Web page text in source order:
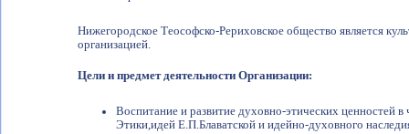
Нижегородское Теософско-Рериховское общество является
организацией.
Цели и предмет деятельности Организации:
Воспитание и развитие духовно-этических ценностей
Этики,идей Е.П.Блаватской и идейно-духовного